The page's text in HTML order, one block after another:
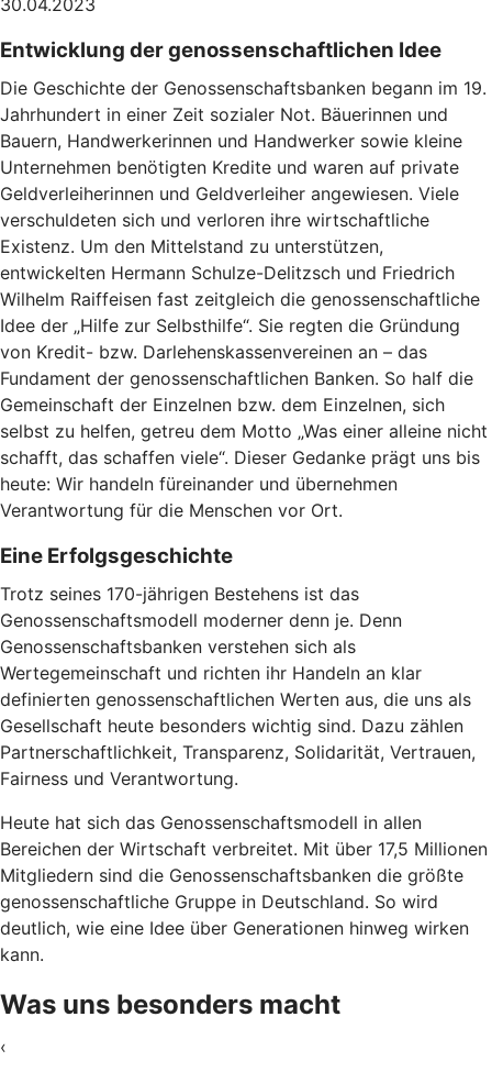
Entwicklung der genossenschaftlichen Idee
Die Geschichte der Genossenschaftsbanken begann im 19.
Jahrhundert in einer Zeit sozialer Not. Bäuerinnen und
Bauern, Handwerkerinnen und Handwerker sowie kleine
Unternehmen benötigten Kredite und waren auf private
Geldverleiherinnen und Geldverleiher angewiesen. Viele
verschuldeten sich und verloren ihre wirtschaftliche
Existenz. Um den Mittelstand zu unterstützen,
entwickelten Hermann Schulze-Delitzsch und Friedrich
Wilhelm Raiffeisen fast zeitgleich die genossenschaftliche
Idee der „Hilfe zur Selbsthilfe“. Sie regten die Gründung
von Kredit- bzw. Darlehenskassenvereinen an – das
Fundament der genossenschaftlichen Banken. So half die
Gemeinschaft der Einzelnen bzw. dem Einzelnen, sich
selbst zu helfen, getreu dem Motto „Was einer alleine nicht
schafft, das schaffen viele“. Dieser Gedanke prägt uns bis
heute: Wir handeln füreinander und übernehmen
Verantwortung für die Menschen vor Ort.
Eine Erfolgsgeschichte
Trotz seines 170-jährigen Bestehens ist das
Genossenschaftsmodell moderner denn je. Denn
Genossenschaftsbanken verstehen sich als
Wertegemeinschaft und richten ihr Handeln an klar
definierten genossenschaftlichen Werten aus, die uns als
Gesellschaft heute besonders wichtig sind. Dazu zählen
Partnerschaftlichkeit, Transparenz, Solidarität, Vertrauen,
Fairness und Verantwortung.
Heute hat sich das Genossenschaftsmodell in allen
Bereichen der Wirtschaft verbreitet. Mit über 17,5 Millionen
Mitgliedern sind die Genossenschaftsbanken die größte
genossenschaftliche Gruppe in Deutschland. So wird
deutlich, wie eine Idee über Generationen hinweg wirken
kann.
Was uns besonders macht
‹